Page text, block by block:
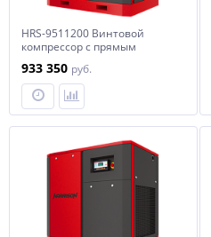
HRS-9511200 Винтовой
компрессор с прямым
мин, 10 бар, 75 кВт
933 350 руб.